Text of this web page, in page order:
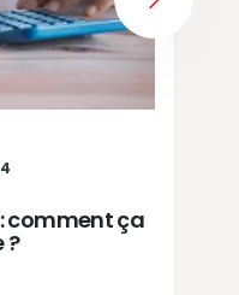
comment ça
?